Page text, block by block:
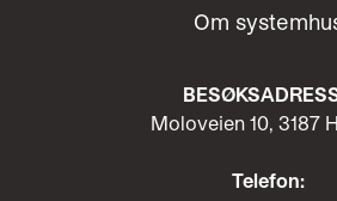
Om
Moloveien 10, 3187
Telefon: